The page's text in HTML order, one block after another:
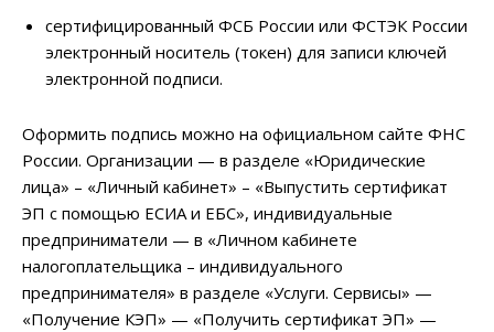
сертифицированный ФСБ России или ФСТЭК России
электронный носитель (токен) для записи ключей
электронной подписи.
Оформить подпись можно на официальном сайте ФНС
России. Организации — в разделе «Юридические
лица» – «Личный кабинет» – «Выпустить сертификат
ЭП с помощью ЕСИА и ЕБС», индивидуальные
предприниматели — в «Личном кабинете
налогоплательщика – индивидуального
предпринимателя» в разделе «Услуги. Сервисы» —
«Получение КЭП» — «Получить сертификат ЭП» —